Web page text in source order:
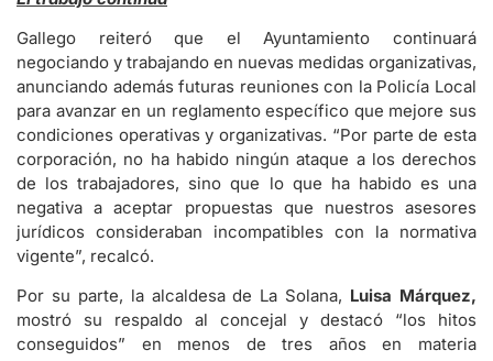
Gallego reiteró que el Ayuntamiento continuará
negociando y trabajando en nuevas medidas organizativas,
anunciando además futuras reuniones con la Policía Local
para avanzar en un reglamento específico que mejore sus
condiciones operativas y organizativas. “Por parte de esta
corporación, no ha habido ningún ataque a los derechos
de los trabajadores, sino que lo que ha habido es una
negativa a aceptar propuestas que nuestros asesores
jurídicos consideraban incompatibles con la normativa
vigente”, recalcó.
Por su parte, la alcaldesa de La Solana, Luisa Márquez,
mostró su respaldo al concejal y destacó “los hitos
conseguidos” en menos de tres años en materia